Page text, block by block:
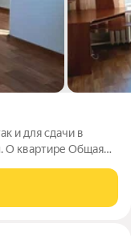
и для сдачи в
Квартира не